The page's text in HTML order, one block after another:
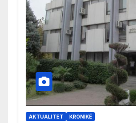
AKTUALITET KRONIKË